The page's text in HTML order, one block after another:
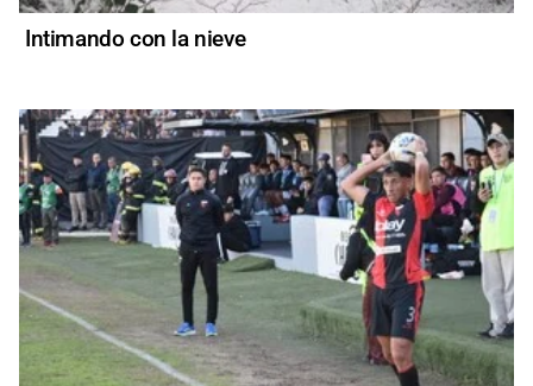
Intimando con la nieve